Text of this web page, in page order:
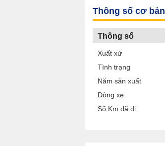
Thông số cơ bản
Thông số
Xuất xứ
Tình trạng
Năm sản xuất
Dòng xe
Số Km đã đi